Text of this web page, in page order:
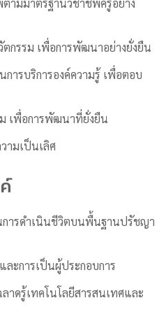
มมาตรฐานวิชาชีพครูอย่าง
กรรม เพื่อการพัฒนาอย่างยั่งยืน
ารบริการองค์ความรู้ เพื่อตอบ
เพื่อการพัฒนาที่ยั่งยืน
ามเป็นเลิศ
การดำเนินชีวิตบนพื้นฐานปรัชญา
ละการเป็นผู้ประกอบการ
ดรู้เทคโนโลยีสารสนเทศและ